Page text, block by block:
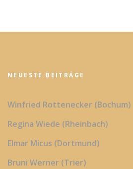
NEUESTE BEITRÄGE
Winfried Rottenecker (Bochum)
Regina Wiede (Rheinbach)
Elmar Micus (Dortmund)
Bruni Werner (Trier)